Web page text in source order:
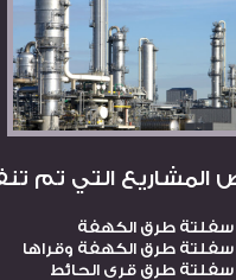
المشاريع التي تم
طرق الكهفة
طرق الكهفة وقراها
طرق قرى الحائط